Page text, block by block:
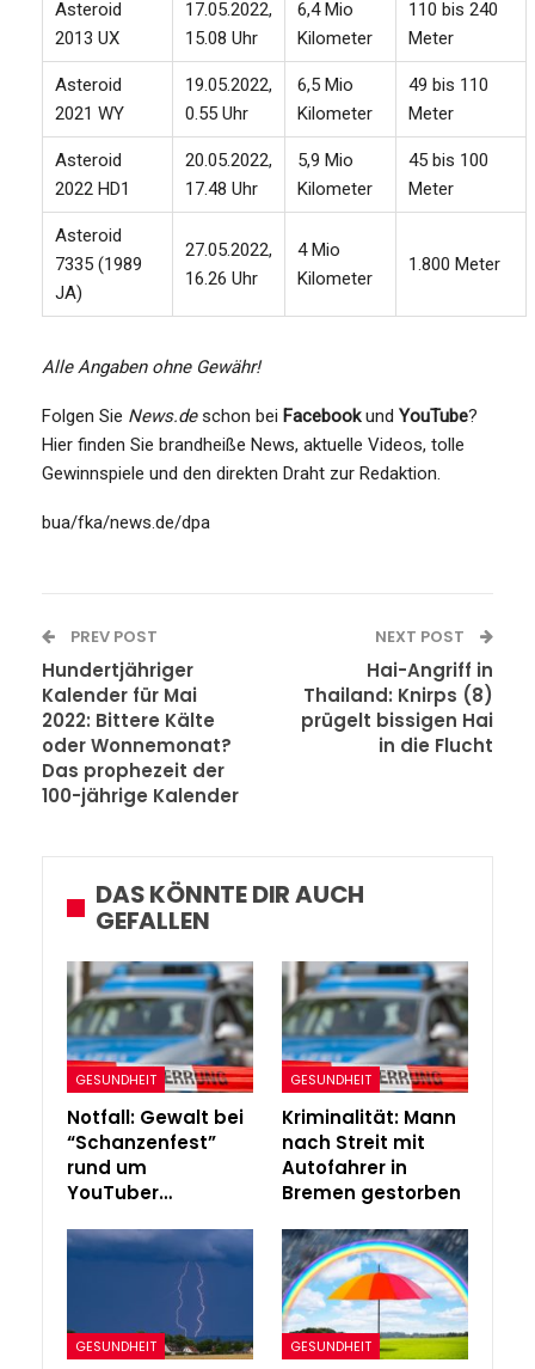
Asteroid
2013 UX
17.05.2022,
15.08 Uhr
6,4 Mio
Kilometer
110 bis 240
Meter
Asteroid
2021 WY
19.05.2022,
0.55 Uhr
6,5 Mio
Kilometer
49 bis 110
Meter
Asteroid
2022 HD1
20.05.2022,
17.48 Uhr
5,9 Mio
Kilometer
45 bis 100
Meter
Asteroid
7335 (1989
JA)
27.05.2022,
16.26 Uhr
4 Mio
Kilometer
1.800 Meter
Alle Angaben ohne Gewähr!
Folgen Sie News.deschon bei Facebookund YouTube?
Hier finden Sie brandheiße News, aktuelle Videos, tolle
Gewinnspiele und den direkten Draht zur Redaktion.
bua/fka/news.de/dpa
PREV POST
Hundertjähriger
Kalender für Mai
2022: Bittere Kälte
oder Wonnemonat?
Das prophezeit der
100-jährige Kalender
NEXT POST
Hai-Angriff in
Thailand: Knirps (8)
prügelt bissigen Hai
in die Flucht
DAS KÖNNTE DIR AUCH
GEFALLEN
GESUNDHEIT
Notfall: Gewalt bei
“Schanzenfest”
rund um
YouTuber…
GESUNDHEIT
Kriminalität: Mann
nach Streit mit
Autofahrer in
Bremen gestorben
GESUNDHEIT GESUNDHEIT